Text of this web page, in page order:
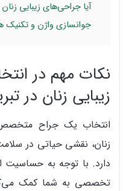
آیا جراحی‌های زیبایی زنان
جوانسازی واژن و تکنیک
نکات مهم در
زیبایی زنان در
انتخاب یک جراح
زنان، نقشی حیاتی در
دارد. با توجه به حساسیت
تخصصی به شما کمک